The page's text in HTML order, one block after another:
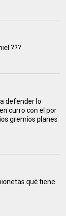
???
defender lo
curro con el por
gremios planes
qué tiene